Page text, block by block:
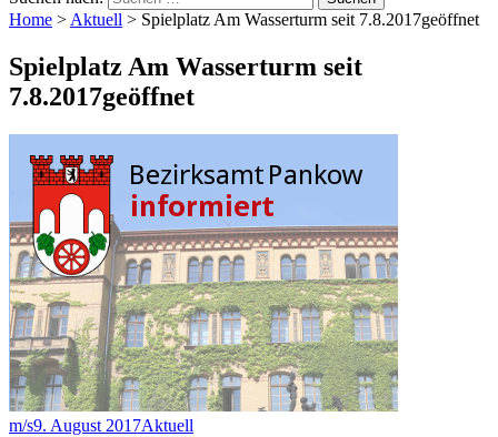
Home >Aktuell > Spielplatz Am Wasserturm seit 7.8.2017geöffnet
Spielplatz Am Wasserturm seit
7.8.2017geöffnet
m/s9. August 2017Aktuell